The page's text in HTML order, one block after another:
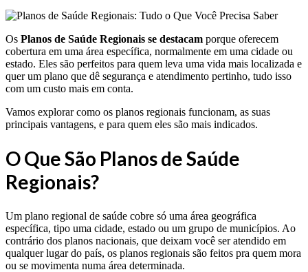
Os Planos de Saúde Regionais se destacam porque oferecem
cobertura em uma área específica, normalmente em uma cidade ou
estado. Eles são perfeitos para quem leva uma vida mais localizada e
quer um plano que dê segurança e atendimento pertinho, tudo isso
com um custo mais em conta.
Vamos explorar como os planos regionais funcionam, as suas
principais vantagens, e para quem eles são mais indicados.
O Que São Planos de Saúde
Regionais?
Um plano regional de saúde cobre só uma área geográfica
específica, tipo uma cidade, estado ou um grupo de municípios. Ao
contrário dos planos nacionais, que deixam você ser atendido em
qualquer lugar do país, os planos regionais são feitos pra quem mora
ou se movimenta numa área determinada.